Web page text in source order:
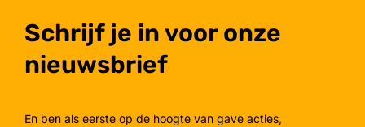
Schrijf je in voor onze
nieuwsbrief
En ben als eerste op de hoogte van gave acties,